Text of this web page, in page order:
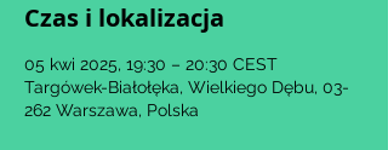
Czas i lokalizacja
05 kwi 2025, 19:30 – 20:30 CEST
Targówek-Białołęka, Wielkiego Dębu, 03-
262 Warszawa, Polska